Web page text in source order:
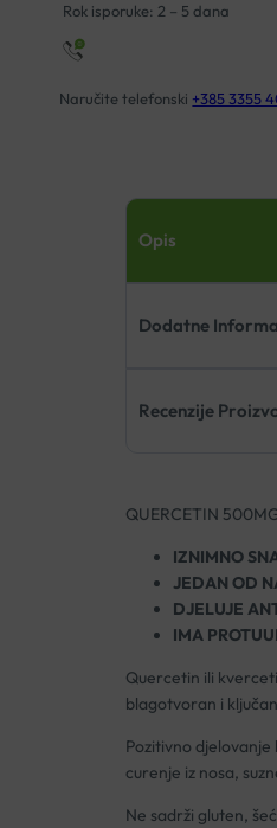
Rok isporuke: 2 – 5 dana
Naručite telefonski +385 3355
Opis
Dodatne
Recenzije
QUERCETIN
IZNIMNO
JEDAN OD
DJELUJE
IMA
Quercetin ili
blagotvoran i
Pozitivno
curenje iz nosa,
Ne sadrži gluten,